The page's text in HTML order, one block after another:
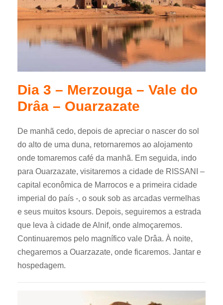
Dia 3 – Merzouga – Vale do
Drâa – Ouarzazate
De manhã cedo, depois de apreciar o nascer do sol
do alto de uma duna, retornaremos ao alojamento
onde tomaremos café da manhã. Em seguida, indo
para Ouarzazate, visitaremos a cidade de RISSANI –
capital econômica de Marrocos e a primeira cidade
imperial do país -, o souk sob as arcadas vermelhas
e seus muitos ksours. Depois, seguiremos a estrada
que leva à cidade de Alnif, onde almoçaremos.
Continuaremos pelo magnífico vale Drâa. À noite,
chegaremos a Ouarzazate, onde ficaremos. Jantar e
hospedagem.